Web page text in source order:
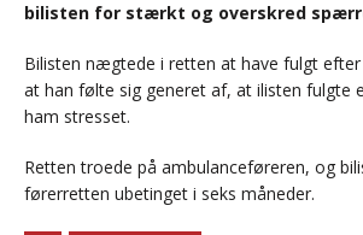
bilisten for stærkt og overskred
Bilisten nægtede i retten at have fulgt
at han følte sig generet af, at ilisten fulgte
ham stresset.
Retten troede på ambulanceføreren, og
førerretten ubetinget i seks måneder.